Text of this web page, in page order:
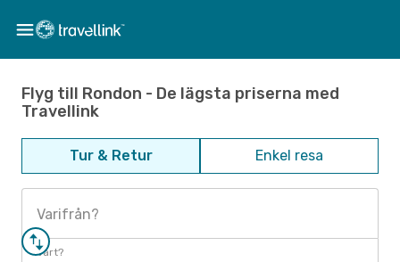
Flyg till Rondon - De lägsta priserna med
Travellink
Tur & Retur Enkel resa
Varifrån?
Vart?